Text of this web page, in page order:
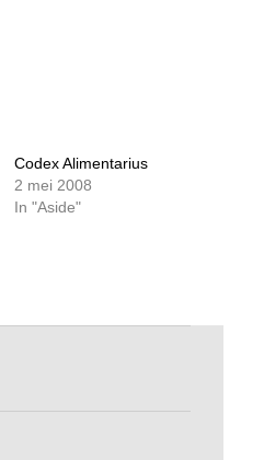
Codex Alimentarius
2 mei 2008
In "Aside"